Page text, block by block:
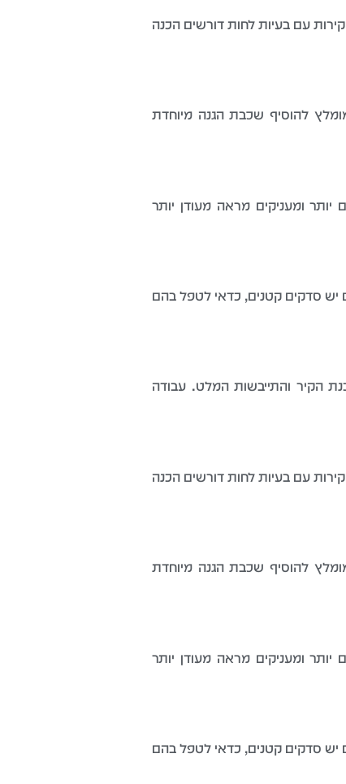
עם בעיות לחות דורשים הכנה
להוסיף שכבת הגנה מיוחדת
יותר ומעניקים מראה מעודן יותר
יש סדקים קטנים, כדאי לטפל בהם
בינוני בסלון בדרך כלל לוקח 2-3 ימי עבודה, כולל הכנת הקיר והתייבשות המלט. עבודה
עם בעיות לחות דורשים הכנה
להוסיף שכבת הגנה מיוחדת
יותר ומעניקים מראה מעודן יותר
יש סדקים קטנים, כדאי לטפל בהם